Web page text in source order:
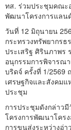
ทส. ร่วมประชุมคณะ
พัฒนาโครงการแลน
วันที่ 12 มิถุนายน
กระทรวงทรัพยากร
ประเสริฐ ศิรินภาพร
อนุกรรมการพิจารณ
บริดจ์ ครั้งที่ 1/
เศรษฐกิจและสังคม
ประชุม
การประชุมดังกล่าว
โครงการพัฒนาโคร
การขนส่งระหว่างอ่